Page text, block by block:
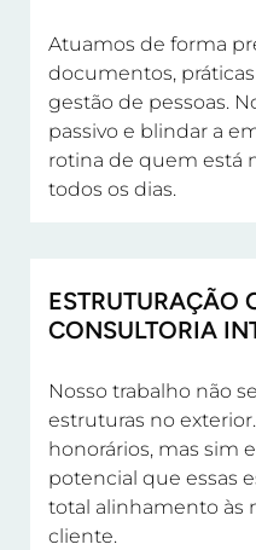
Atuamos de forma
documentos,
gestão de pessoas.
passivo e blindar a
rotina de quem está
todos os dias.
ESTRUTURAÇÃO
CONSULTORIA
Nosso trabalho não
estruturas no
honorários, mas sim
potencial que essas
total alinhamento às
cliente.